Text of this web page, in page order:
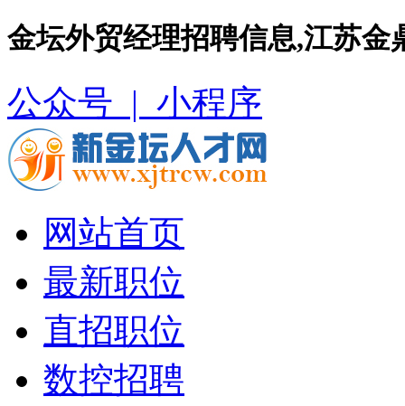
金坛外贸经理招聘信息,江苏
公众号 | 小程序
网站首页
最新职位
直招职位
数控招聘